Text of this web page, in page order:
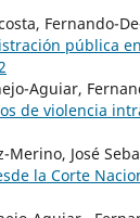
Fernando-
pública
Aguiar,
de violencia
José
la Corte